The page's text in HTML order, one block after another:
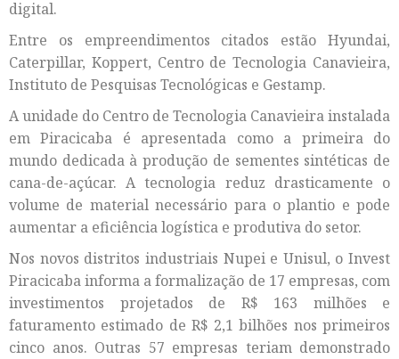
digital.
Entre os empreendimentos citados estão Hyundai,
Caterpillar, Koppert, Centro de Tecnologia Canavieira,
Instituto de Pesquisas Tecnológicas e Gestamp.
A unidade do Centro de Tecnologia Canavieira instalada
em Piracicaba é apresentada como a primeira do
mundo dedicada à produção de sementes sintéticas de
cana-de-açúcar. A tecnologia reduz drasticamente o
volume de material necessário para o plantio e pode
aumentar a eficiência logística e produtiva do setor.
Nos novos distritos industriais Nupei e Unisul, o Invest
Piracicaba informa a formalização de 17 empresas, com
investimentos projetados de R$ 163 milhões e
faturamento estimado de R$ 2,1 bilhões nos primeiros
cinco anos. Outras 57 empresas teriam demonstrado